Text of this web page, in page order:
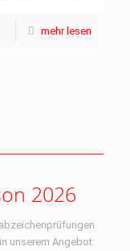
mehr lesen
2026
unserem Angebot: